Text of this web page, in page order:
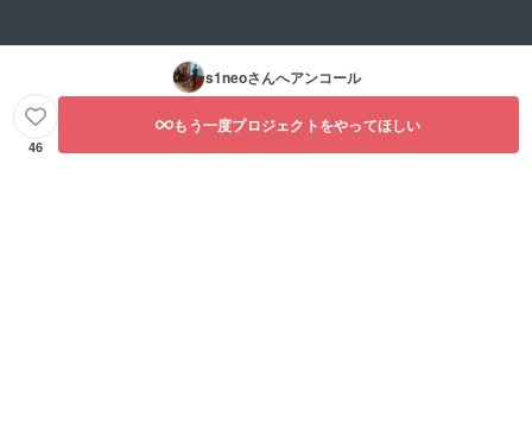
s1neoさんへアンコール
46
もう一度プロジェクトをやってほしい